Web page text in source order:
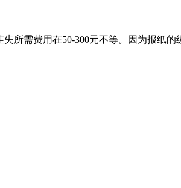
所需费用在50-300元不等。因为报纸